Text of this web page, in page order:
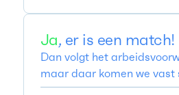
Ja, er is een match!
Dan volgt het
maar daar komen we vast